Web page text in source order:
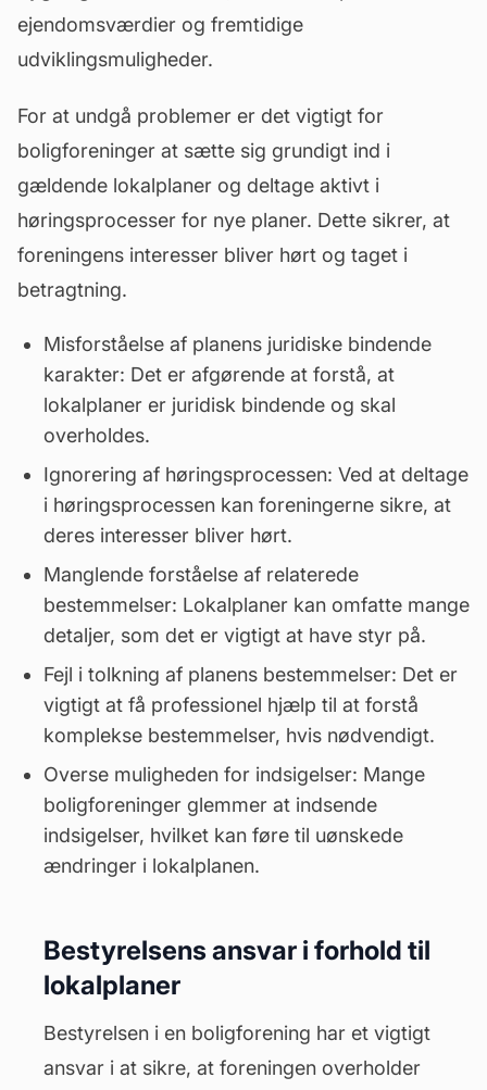
ejendomsværdier og fremtidige
udviklingsmuligheder.
For at undgå problemer er det vigtigt for
boligforeninger at sætte sig grundigt ind i
gældende lokalplaner og deltage aktivt i
høringsprocesser for nye planer. Dette sikrer, at
foreningens interesser bliver hørt og taget i
betragtning.
Misforståelse af planens juridiske bindende
karakter: Det er afgørende at forstå, at
lokalplaner er juridisk bindende og skal
overholdes.
Ignorering af høringsprocessen: Ved at deltage
i høringsprocessen kan foreningerne sikre, at
deres interesser bliver hørt.
Manglende forståelse af relaterede
bestemmelser: Lokalplaner kan omfatte mange
detaljer, som det er vigtigt at have styr på.
Fejl i tolkning af planens bestemmelser: Det er
vigtigt at få professionel hjælp til at forstå
komplekse bestemmelser, hvis nødvendigt.
Overse muligheden for indsigelser: Mange
boligforeninger glemmer at indsende
indsigelser, hvilket kan føre til uønskede
ændringer i lokalplanen.
Bestyrelsens ansvar i forhold til
lokalplaner
Bestyrelsen i en boligforening har et vigtigt
ansvar i at sikre, at foreningen overholder